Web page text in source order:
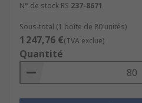
N° de stock RS 237-8671
Sous-total (1 boîte de 80 unités)
1 247,76 €(TVA exclue)
Quantité